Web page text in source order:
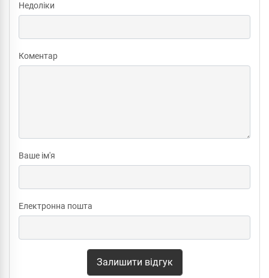
Недоліки
Коментар
Ваше ім'я
Електронна пошта
Залишити відгук